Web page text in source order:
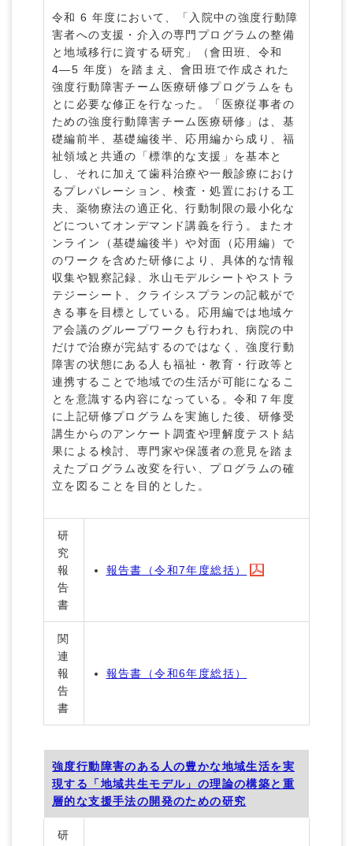
令和 6 年度において、「入院中の強度行動障
害者への支援・介入の専門プログラムの整備
と地域移行に資する研究」（會田班、令和
4―5 年度）を踏まえ、會田班で作成された
強度行動障害チーム医療研修プログラムをも
とに必要な修正を行なった。「医療従事者の
ための強度行動障害チーム医療研修」は、基
礎編前半、基礎編後半、応用編から成り、福
祉領域と共通の「標準的な支援」を基本と
し、それに加えて歯科治療や一般診療におけ
るプレパレーション、検査・処置における工
夫、薬物療法の適正化、行動制限の最小化な
どについてオンデマンド講義を行う。またオ
ンライン（基礎編後半）や対面（応用編）で
のワークを含めた研修により、具体的な情報
収集や観察記録、氷山モデルシートやストラ
テジーシート、クライシスプランの記載がで
きる事を目標としている。応用編では地域ケ
ア会議のグループワークも行われ、病院の中
だけで治療が完結するのではなく、強度行動
障害の状態にある人も福祉・教育・行政等と
連携することで地域での生活が可能になるこ
とを意識する内容になっている。令和７年度
に上記研修プログラムを実施した後、研修受
講生からのアンケート調査や理解度テスト結
果による検討、専門家や保護者の意見を踏ま
えたプログラム改変を行い、プログラムの確
立を図ることを目的とした。
研
究
報
告
書
報告書（令和7年度総括）
関
連
報
告
書
報告書（令和6年度総括）
強度行動障害のある人の豊かな地域生活を実
現する「地域共生モデル」の理論の構築と重
層的な支援手法の開発のための研究
研